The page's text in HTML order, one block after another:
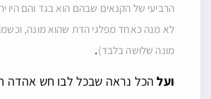
הרביעי של הקנאים שבהם הוא בגד והם היו
לא מנה כאחד מפלגי הדת שהוא מונה,
מונה שלושה בלבד).
ועלהכל נראה שבכל לבו חש אהדה